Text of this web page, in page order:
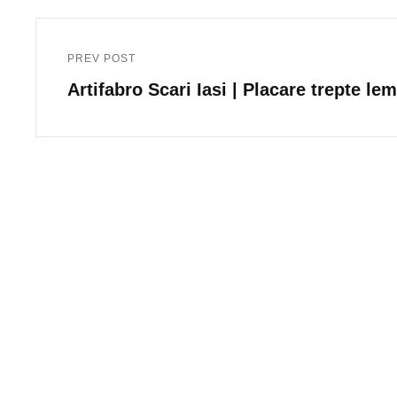
navigation
Previous
Post
PREV POST
Artifabro Scari Iasi | Placare trepte